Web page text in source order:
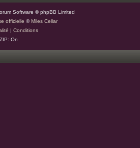
Software © phpBB Limited
officielle ©Miles Cellar
| Conditions
On